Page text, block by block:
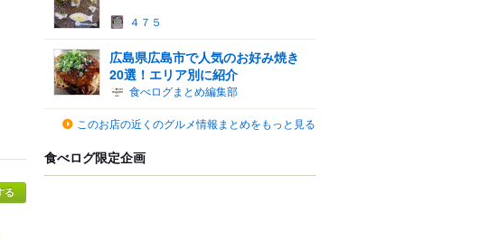
４７５
広島県広島市で人気のお好み焼き
20選！エリア別に紹介
食べログまとめ編集部
このお店の近くのグルメ情報まとめをもっと見る
食べログ限定企画